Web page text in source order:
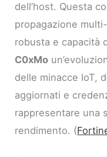
dell’host. Questa
propagazione
robusta e capacità
C0xMo
delle minacce IoT,
aggiornati e
rappresentare una
rendimento. (